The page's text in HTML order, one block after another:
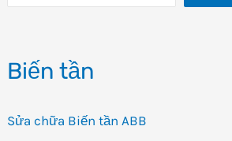
Biến tần
Sửa chữa Biến tần ABB